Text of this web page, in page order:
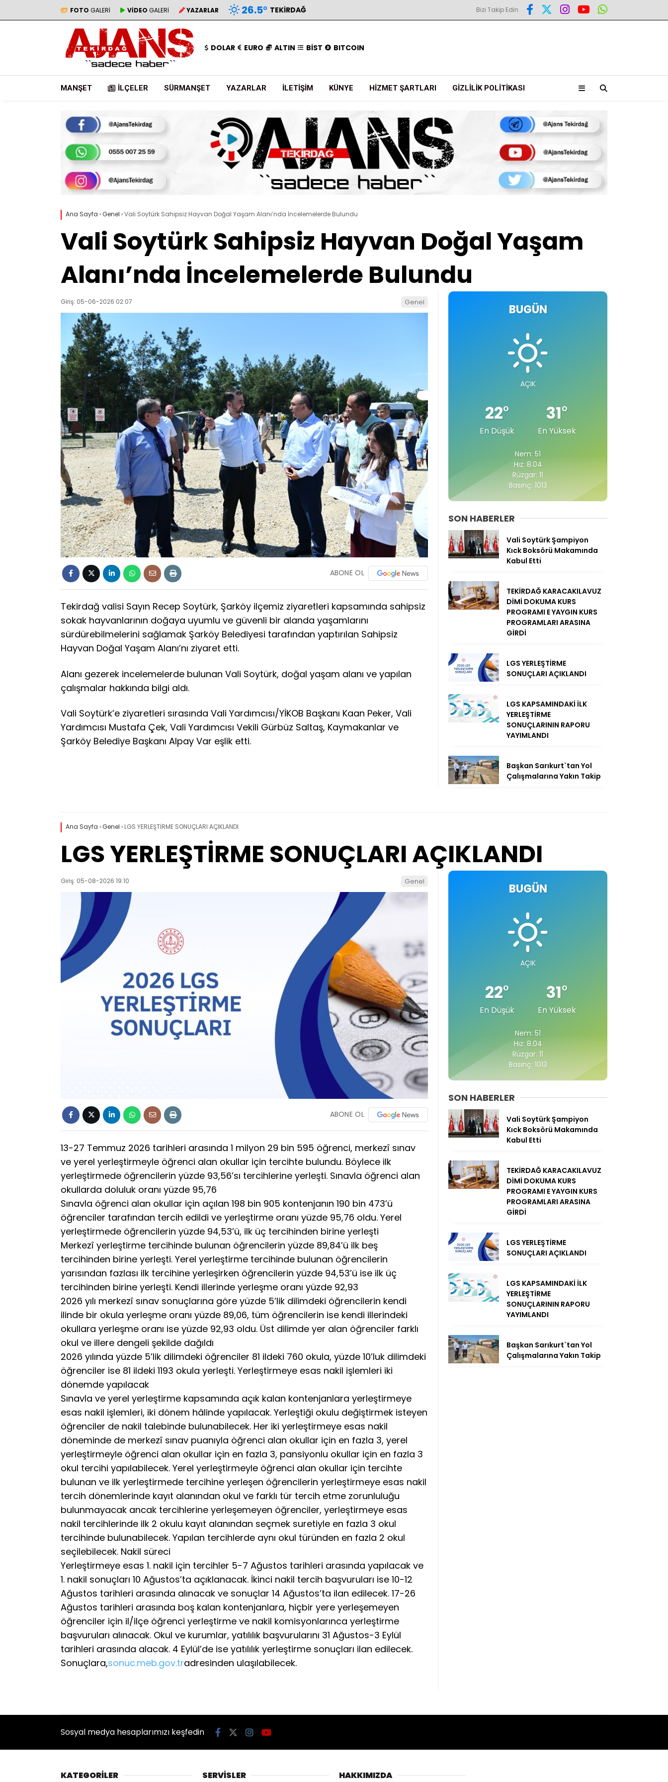
FOTO GALERİ VİDEO GALERİ YAZARLAR 26.5° TEKIRDAĞ Bizi Takip Edin
DOLAR EURO ALTIN BİST BITCOIN
MANŞET İLÇELER SÜRMANŞET YAZARLAR İLETIŞIM KÜNYE HIZMET ŞARTLARI GIZLILIK POLITIKASI
Ana Sayfa ›Genel ›Vali Soytürk Sahipsiz Hayvan Doğal Yaşam Alanı’nda İncelemelerde Bulundu
Vali Soytürk Sahipsiz Hayvan Doğal Yaşam
Alanı’nda İncelemelerde Bulundu
Giriş: 05-06-2026 02:07 Genel
ABONE OL
Tekirdağ valisi Sayın Recep Soytürk, Şarköy ilçemiz ziyaretleri kapsamında sahipsiz
sokak hayvanlarının doğaya uyumlu ve güvenli bir alanda yaşamlarını
sürdürebilmelerini sağlamak Şarköy Belediyesi tarafından yaptırılan Sahipsiz
Hayvan Doğal Yaşam Alanı’nı ziyaret etti.
Alanı gezerek incelemelerde bulunan Vali Soytürk, doğal yaşam alanı ve yapılan
çalışmalar hakkında bilgi aldı.
Vali Soytürk’e ziyaretleri sırasında Vali Yardımcısı/YİKOB Başkanı Kaan Peker, Vali
Yardımcısı Mustafa Çek, Vali Yardımcısı Vekili Gürbüz Saltaş, Kaymakanlar ve
Şarköy Belediye Başkanı Alpay Var eşlik etti.
BUGÜN
AÇIK
22°
En Düşük
31°
En Yüksek
Nem: 51
Hız: 8.04
Rüzgar: 11
Basınç: 1013
SON HABERLER
Vali Soytürk Şampiyon
Kıck Boksörü Makamında
Kabul Etti
TEKİRDAĞ KARACAKILAVUZ
DİMİ DOKUMA KURS
PROGRAMI E YAYGIN KURS
PROGRAMLARI ARASINA
GİRDİ
LGS YERLEŞTİRME
SONUÇLARI AÇIKLANDI
LGS KAPSAMINDAKİ İLK
YERLEŞTİRME
SONUÇLARININ RAPORU
YAYIMLANDI
Başkan Sarıkurt`tan Yol
Çalışmalarına Yakın Takip
Ana Sayfa ›Genel › LGS YERLEŞTİRME SONUÇLARI AÇIKLANDI
LGS YERLEŞTİRME SONUÇLARI AÇIKLANDI
Giriş: 05-08-2026 19:10 Genel
ABONE OL
13-27 Temmuz 2026 tarihleri arasında 1 milyon 29 bin 595 öğrenci, merkezî sınav
ve yerel yerleştirmeyle öğrenci alan okullar için tercihte bulundu. Böylece ilk
yerleştirmede öğrencilerin yüzde 93,56’sı tercihlerine yerleşti. Sınavla öğrenci alan
okullarda doluluk oranı yüzde 95,76
Sınavla öğrenci alan okullar için açılan 198 bin 905 kontenjanın 190 bin 473’ü
öğrenciler tarafından tercih edildi ve yerleştirme oranı yüzde 95,76 oldu. Yerel
yerleştirmede öğrencilerin yüzde 94,53’ü, ilk üç tercihinden birine yerleşti
Merkezî yerleştirme tercihinde bulunan öğrencilerin yüzde 89,84’ü ilk beş
tercihinden birine yerleşti. Yerel yerleştirme tercihinde bulunan öğrencilerin
yarısından fazlası ilk tercihine yerleşirken öğrencilerin yüzde 94,53’ü ise ilk üç
tercihinden birine yerleşti. Kendi illerinde yerleşme oranı yüzde 92,93
2026 yılı merkezî sınav sonuçlarına göre yüzde 5’lik dilimdeki öğrencilerin kendi
ilinde bir okula yerleşme oranı yüzde 89,06, tüm öğrencilerin ise kendi illerindeki
okullara yerleşme oranı ise yüzde 92,93 oldu. Üst dilimde yer alan öğrenciler farklı
okul ve illere dengeli şekilde dağıldı
2026 yılında yüzde 5’lik dilimdeki öğrenciler 81 ildeki 760 okula, yüzde 10’luk dilimdeki
öğrenciler ise 81 ildeki 1193 okula yerleşti. Yerleştirmeye esas nakil işlemleri iki
dönemde yapılacak
Sınavla ve yerel yerleştirme kapsamında açık kalan kontenjanlara yerleştirmeye
esas nakil işlemleri, iki dönem hâlinde yapılacak. Yerleştiği okulu değiştirmek isteyen
öğrenciler de nakil talebinde bulunabilecek. Her iki yerleştirmeye esas nakil
döneminde de merkezî sınav puanıyla öğrenci alan okullar için en fazla 3, yerel
yerleştirmeyle öğrenci alan okullar için en fazla 3, pansiyonlu okullar için en fazla 3
okul tercihi yapılabilecek. Yerel yerleştirmeyle öğrenci alan okullar için tercihte
bulunan ve ilk yerleştirmede tercihine yerleşen öğrencilerin yerleştirmeye esas nakil
tercih dönemlerinde kayıt alanından okul ve farklı tür tercih etme zorunluluğu
bulunmayacak ancak tercihlerine yerleşemeyen öğrenciler, yerleştirmeye esas
nakil tercihlerinde ilk 2 okulu kayıt alanından seçmek suretiyle en fazla 3 okul
tercihinde bulunabilecek. Yapılan tercihlerde aynı okul türünden en fazla 2 okul
seçilebilecek. Nakil süreci
Yerleştirmeye esas 1. nakil için tercihler 5-7 Ağustos tarihleri arasında yapılacak ve
1. nakil sonuçları 10 Ağustos’ta açıklanacak. İkinci nakil tercih başvuruları ise 10-12
Ağustos tarihleri arasında alınacak ve sonuçlar 14 Ağustos’ta ilan edilecek. 17-26
Ağustos tarihleri arasında boş kalan kontenjanlara, hiçbir yere yerleşemeyen
öğrenciler için il/ilçe öğrenci yerleştirme ve nakil komisyonlarınca yerleştirme
başvuruları alınacak. Okul ve kurumlar, yatılılık başvurularını 31 Ağustos-3 Eylül
tarihleri arasında alacak. 4 Eylül’de ise yatılılık yerleştirme sonuçları ilan edilecek.
Sonuçlara,sonuc.meb.gov.tradresinden ulaşılabilecek.
BUGÜN
AÇIK
22°
En Düşük
31°
En Yüksek
Nem: 51
Hız: 8.04
Rüzgar: 11
Basınç: 1013
SON HABERLER
Vali Soytürk Şampiyon
Kıck Boksörü Makamında
Kabul Etti
TEKİRDAĞ KARACAKILAVUZ
DİMİ DOKUMA KURS
PROGRAMI E YAYGIN KURS
PROGRAMLARI ARASINA
GİRDİ
LGS YERLEŞTİRME
SONUÇLARI AÇIKLANDI
LGS KAPSAMINDAKİ İLK
YERLEŞTİRME
SONUÇLARININ RAPORU
YAYIMLANDI
Başkan Sarıkurt`tan Yol
Çalışmalarına Yakın Takip
Sosyal medya hesaplarımızı keşfedin
KATEGORİLER SERVİSLER HAKKIMIZDA